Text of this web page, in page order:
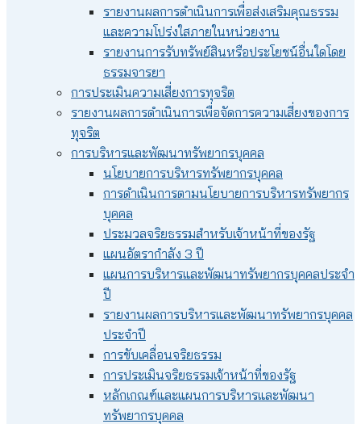
รายงานผลการดำเนินการเพื่อส่งเสริมคุณธรรม
และความโปร่งใสภายในหน่วยงาน
รายงานการรับทรัพย์สินหรือประโยชน์อื่นใดโดย
ธรรมจารยา
การประเมินความเสี่ยงการทุจริต
รายงานผลการดำเนินการเพื่อจัดการความเสี่ยงของการ
ทุจริต
การบริหารและพัฒนาทรัพยากรบุคคล
นโยบายการบริหารทรัพยากรบุคคล
การดำเนินการตามนโยบายการบริหารทรัพยากร
บุคคล
ประมวลจริยธรรมสำหรับเจ้าหน้าที่ของรัฐ
แผนอัตรากำลัง 3 ปี
แผนการบริหารและพัฒนาทรัพยากรบุคคลประจำ
ปี
รายงานผลการบริหารและพัฒนาทรัพยากรบุคคล
ประจำปี
การขับเคลื่อนจริยธรรม
การประเมินจริยธรรมเจ้าหน้าที่ของรัฐ
หลักเกณฑ์และแผนการบริหารและพัฒนา
ทรัพยากรบุคคล